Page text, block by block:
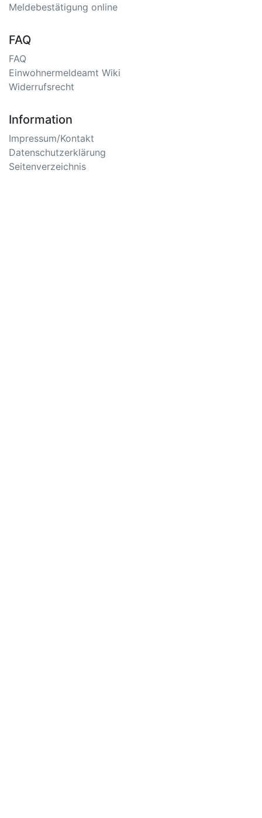
Meldebestätigung online
FAQ
FAQ
Einwohnermeldeamt Wiki
Widerrufsrecht
Information
Impressum/Kontakt
Datenschutzerklärung
Seitenverzeichnis